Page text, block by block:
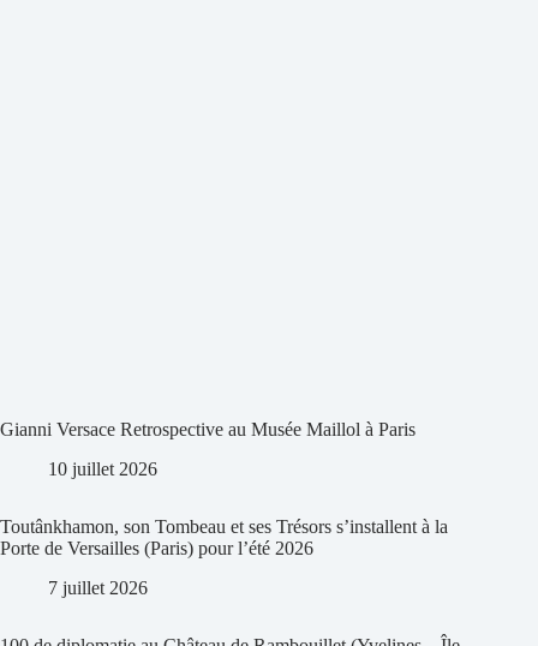
Gianni Versace Retrospective au Musée Maillol à Paris
10 juillet 2026
Toutânkhamon, son Tombeau et ses Trésors s’installent à la
Porte de Versailles (Paris) pour l’été 2026
7 juillet 2026